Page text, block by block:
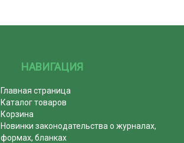
НАВИГАЦИЯ
Главная страница
Каталог товаров
Корзина
Новинки законодательства о журналах,
формах, бланках